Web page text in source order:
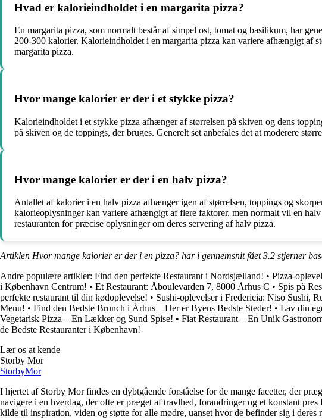
Hvad er kalorieindholdet i en margarita pizza?
En margarita pizza, som normalt består af simpel ost, tomat og basilikum, har
200-300 kalorier. Kalorieindholdet i en margarita pizza kan variere afhængigt af
margarita pizza.
Hvor mange kalorier er der i et stykke pizza?
Kalorieindholdet i et stykke pizza afhænger af størrelsen på skiven og dens
på skiven og de toppings, der bruges. Generelt set anbefales det at moderere
Hvor mange kalorier er der i en halv pizza?
Antallet af kalorier i en halv pizza afhænger igen af størrelsen, toppings og
kalorieoplysninger kan variere afhængigt af flere faktorer, men normalt vil en
restauranten for præcise oplysninger om deres servering af halv pizza.
Artiklen Hvor mange kalorier er der i en pizza? har i gennemsnit fået3.2 stjerner
Andre populære artikler: Find den perfekte Restaurant i Nordsjælland! • Pizza-
i København Centrum! • Et Restaurant: Åboulevarden 7, 8000 Århus C • Spis på
perfekte restaurant til din kødoplevelse! • Sushi-oplevelser i Fredericia: Niso Sushi,
Menu! • Find den Bedste Brunch i Århus – Her er Byens Bedste Steder! • Lav din
Vegetarisk Pizza – En Lækker og Sund Spise! • Fiat Restaurant – En Unik
de Bedste Restauranter i København!
Lær os at kende
Storby Mor
StorbyMor
I hjertet af Storby Mor findes en dybtgående forståelse for de mange facetter, der
navigere i en hverdag, der ofte er præget af travlhed, forandringer og et konstant
kilde til inspiration, viden og støtte for alle mødre, uanset hvor de befinder sig i deres